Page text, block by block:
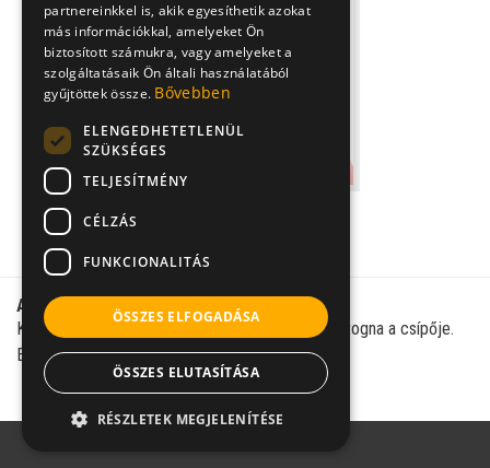
Aktuális kérdés:
Kisgyemekem 5 hetes és úgy érzem, mintha kattogna a csípője.
Ez normális? Lehet-e fejlődési rendellenesség?
partnereinkkel is, akik egyesíthetik azokat
más információkkal, amelyeket Ön
biztosított számukra, vagy amelyeket a
szolgáltatásaik Ön általi használatából
gyűjtöttek össze. Bővebben
ELENGEDHETETLENÜL
SZÜKSÉGES
TELJESÍTMÉNY
CÉLZÁS
FUNKCIONALITÁS
ÖSSZES ELFOGADÁSA
ÖSSZES ELUTASÍTÁSA
RÉSZLETEK MEGJELENÍTÉSE